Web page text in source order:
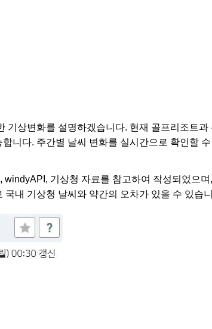
기상변화를 설명하겠습니다. 현재 골프리조트과
니다. 주간별 날씨 변화를 실시간으로 확인할 수
기상청 자료를 참고하여 작성되었으며
내 기상청 날씨와 약간의 오차가 있을 수 있습